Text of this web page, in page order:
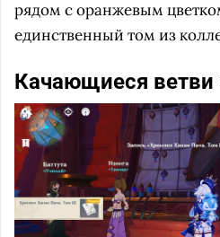
рядом с оранжевым
единственный том из
Качающиеся ветви